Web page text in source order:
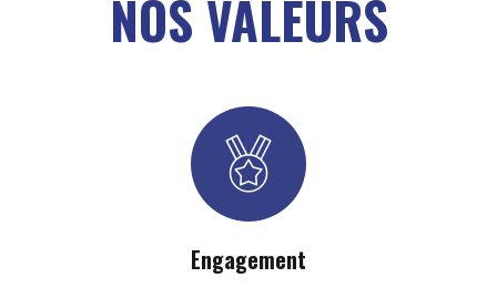
NOS VALEURS
Engagement